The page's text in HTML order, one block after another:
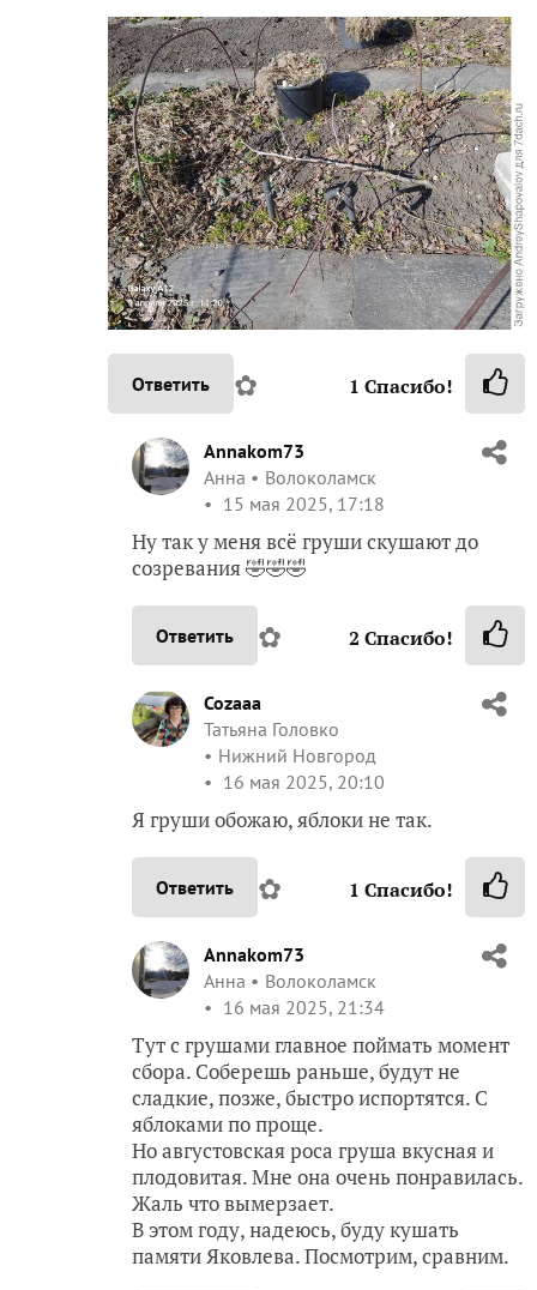
Ответить ✿ 1 Спасибо!
Annakom73
Анна
Волоколамск
15 мая 2025, 17:18
Ну так у меня всё груши скушают до
созревания 🤣🤣🤣
Ответить ✿ 2 Спасибо!
Cozaaa
Татьяна Головко
Нижний Новгород
16 мая 2025, 20:10
Я груши обожаю, яблоки не так.
Ответить ✿ 1 Спасибо!
Annakom73
Анна
Волоколамск
16 мая 2025, 21:34
Тут с грушами главное поймать момент
сбора. Соберешь раньше, будут не
сладкие, позже, быстро испортятся. С
яблоками по проще.
Но августовская роса груша вкусная и
плодовитая. Мне она очень понравилась.
Жаль что вымерзает.
В этом году, надеюсь, буду кушать
памяти Яковлева. Посмотрим, сравним.